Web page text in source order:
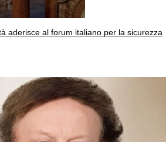
aderisce al forum italiano per la sicurezza